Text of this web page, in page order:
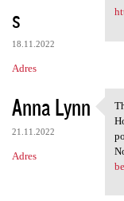
s
18.11.2022
Adres
Anna Lynn
21.11.2022
Adres